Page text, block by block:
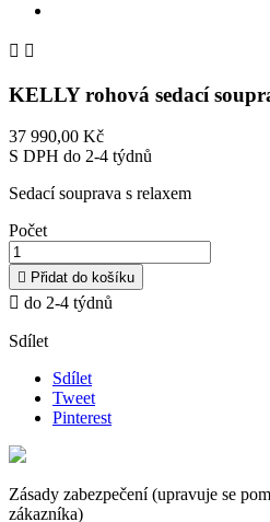
 
KELLY rohová sedací
37 990,00 Kč
S DPH do 2-4 týdnů
Sedací souprava s relaxem
Počet
 Přidat do košíku
 do 2-4 týdnů
Sdílet
Sdílet
Tweet
Pinterest
Zásady zabezpečení (upravuje se
zákazníka)